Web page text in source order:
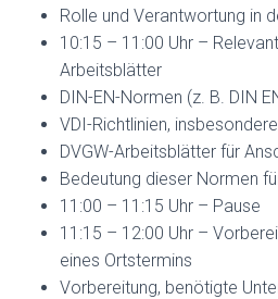
Rolle und Verantwortung in
10:15 – 11:00 Uhr –
Arbeitsblätter
DIN-EN-Normen (z. B. DIN
VDI-Richtlinien,
DVGW-Arbeitsblätter für
Bedeutung dieser Normen
11:00 – 11:15 Uhr – Pause
11:15 – 12:00 Uhr –
eines Ortstermins
Vorbereitung, benötigte